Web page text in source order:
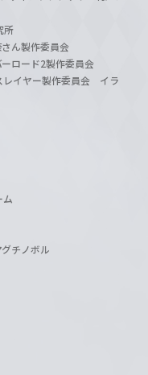
所
ん製作委員会
ロード2製作委員会
レイヤー製作委員会 イラ
ム
チノボル